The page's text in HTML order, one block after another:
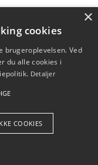
påvirker vores
×
cookies
brugeroplevelsen. Ved
du alle cookies i
Detaljer
COOKIES